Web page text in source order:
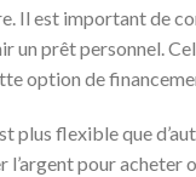
Il est important de
un prêt personnel.
option de
plus flexible que
l’argent pour acheter